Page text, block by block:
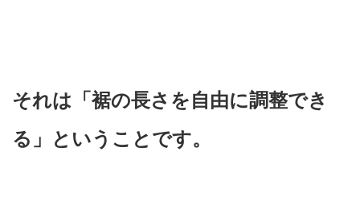
それは「裾の長さを自由に調整でき
る」ということです。